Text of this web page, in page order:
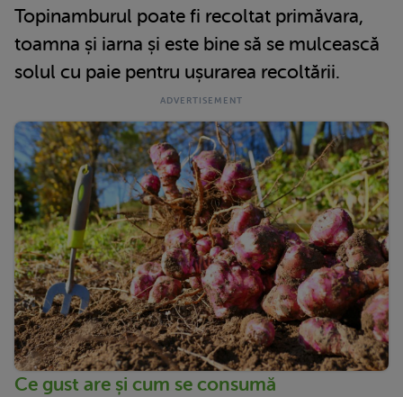
Topinamburul poate fi recoltat primăvara,
toamna și iarna și este bine să se mulcească
solul cu paie pentru ușurarea recoltării.
Ce gust are și cum se consumă